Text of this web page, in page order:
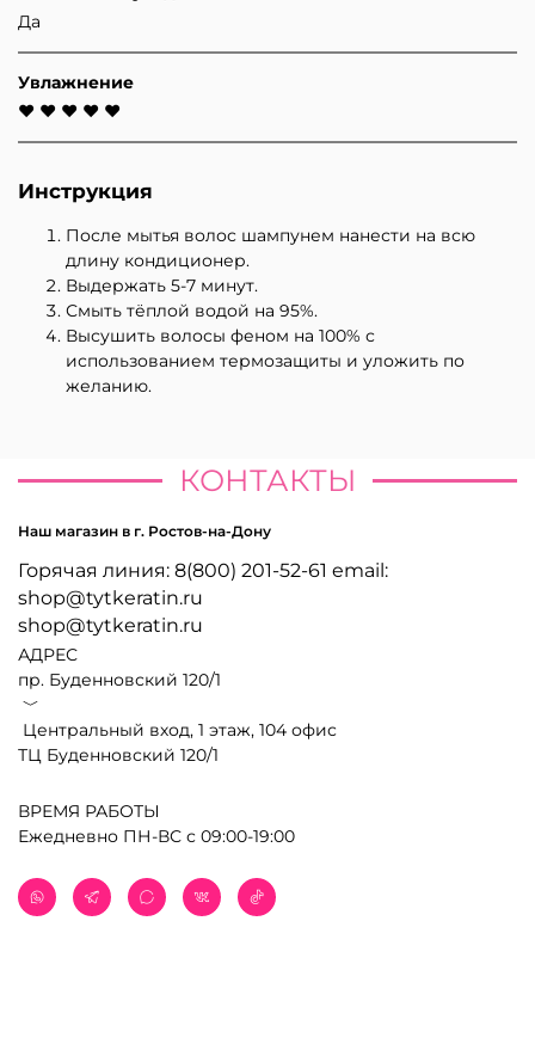
Да
Увлажнение
♥ ♥ ♥ ♥ ♥
Инструкция
После мытья волос шампунем нанести на всю
длину кондиционер.
Выдержать 5-7 минут.
Смыть тёплой водой на 95%.
Высушить волосы феном на 100% с
использованием термозащиты и уложить по
желанию.
КОНТАКТЫ
Наш магазин в г. Ростов-на-Дону
Горячая линия: 8(800) 201-52-61 email:
shop@tytkeratin.ru
shop@tytkeratin.ru
АДРЕС
пр. Буденновский 120/1
﹀
Центральный вход, 1 этаж, 104 офис
ТЦ Буденновский 120/1
ВРЕМЯ РАБОТЫ
Ежедневно ПН-ВС с 09:00-19:00